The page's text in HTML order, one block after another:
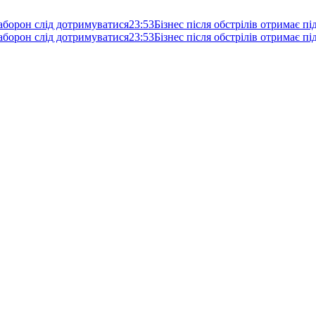
слід дотримуватися23:53Бізнес після обстрілів отримає
слід дотримуватися23:53Бізнес після обстрілів отримає